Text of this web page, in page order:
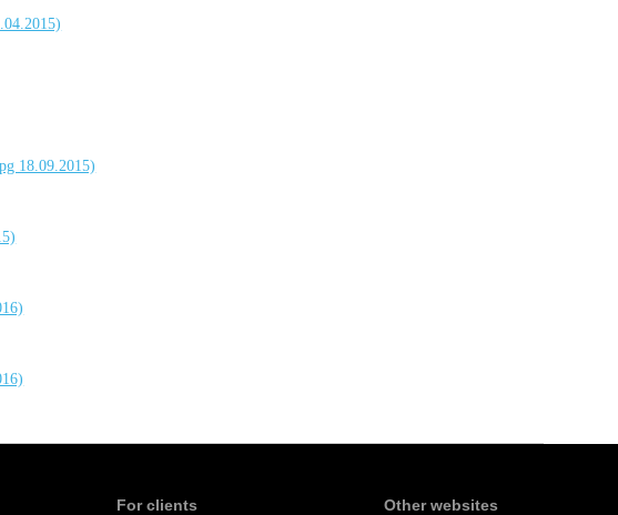
18.09.2015)
For clients Other websites